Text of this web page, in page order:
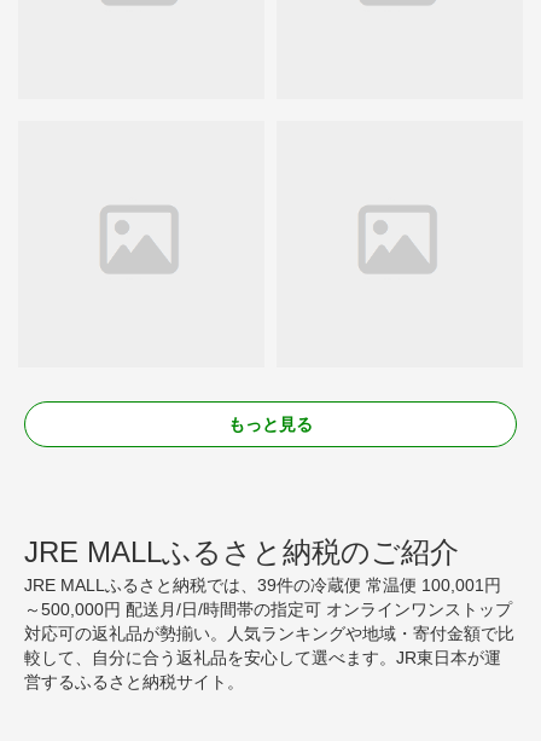
もっと見る
JRE MALLふるさと納税のご紹介
JRE MALLふるさと納税では、39件の冷蔵便 常温便 100,001円
～500,000円 配送月/日/時間帯の指定可 オンラインワンストップ
対応可の返礼品が勢揃い。人気ランキングや地域・寄付金額で比
較して、自分に合う返礼品を安心して選べます。JR東日本が運
営するふるさと納税サイト。